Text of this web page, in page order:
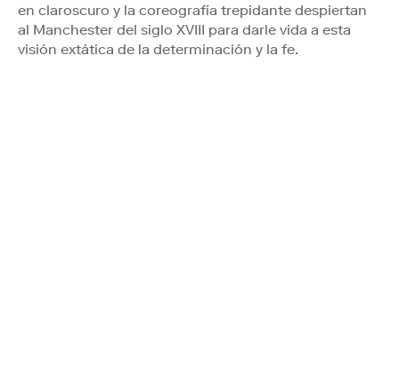
en claroscuro y la coreografía trepidante despiertan
al Manchester del siglo XVIII para darle vida a esta
visión extática de la determinación y la fe.